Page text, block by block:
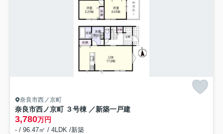
奈良市西ノ京町
奈良市西ノ京町 ３号棟 ／新築一戸建
3,780万円
- / 96.47㎡ / 4LDK /新築